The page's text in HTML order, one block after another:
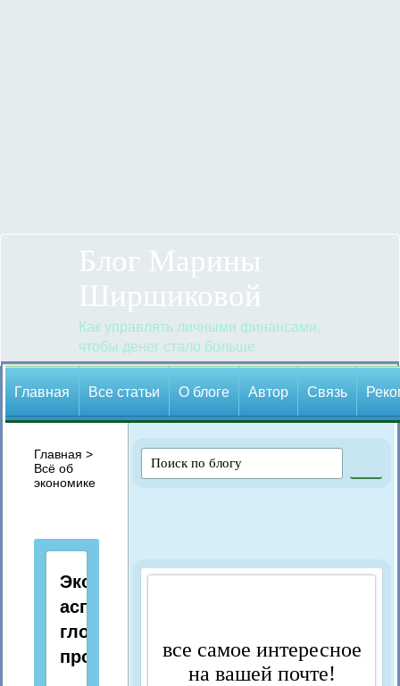
Блог Марины
Ширшиковой
Как управлять личными финансами,
чтобы денег стало больше
Главная Все статьи О блоге Автор Cвязь
Главная >
Всё об
экономике
Экономические
аспекты
глобальных
проблем
все самое интересное
на вашей почте!